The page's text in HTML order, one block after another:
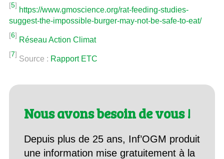
[5]
https://www.gmoscience.org/rat-feeding-studies-
suggest-the-impossible-burger-may-not-be-safe-to-eat/
[6]
Réseau Action Climat
[7]
Source : Rapport ETC
Nous avons besoin de vous !
Depuis plus de 25 ans, Inf’OGM produit
une information mise gratuitement à la